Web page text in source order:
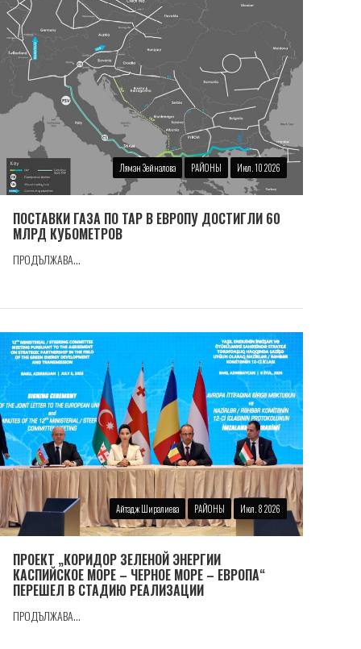
Ляман Зейналова РАЙОНЫ Июл. 10 2026
ПОСТАВКИ ГАЗА ПО TAP В ЕВРОПУ ДОСТИГЛИ 60
МЛРД КУБОМЕТРОВ
ПРОДЪЛЖАВА...
Айтадж Ширалиева РАЙОНЫ Июл. 8 2026
ПРОЕКТ „КОРИДОР ЗЕЛЕНОЙ ЭНЕРГИИ
КАСПИЙСКОЕ МОРЕ – ЧЕРНОЕ МОРЕ – ЕВРОПА“
ПЕРЕШЕЛ В СТАДИЮ РЕАЛИЗАЦИИ
ПРОДЪЛЖАВА...